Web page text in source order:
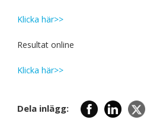
Klicka här>>
Resultat online
Klicka här>>
Dela inlägg: